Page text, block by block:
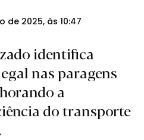
de 2025, às 10:47
identifica
nas paragens
a
do transporte